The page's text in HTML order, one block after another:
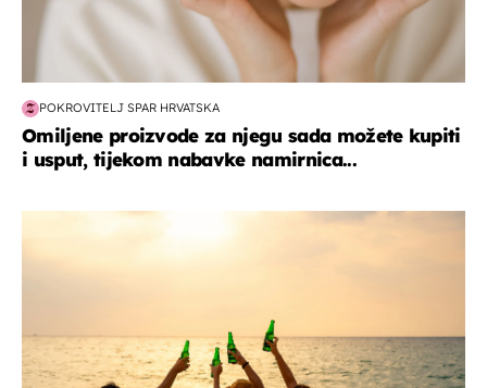
POKROVITELJ SPAR HRVATSKA
Omiljene proizvode za njegu sada možete kupiti
i usput, tijekom nabavke namirnica...